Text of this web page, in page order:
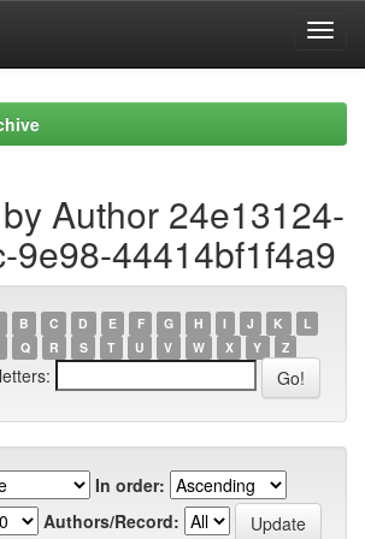
Author 24e13124-
9e98-44414bf1f4a9
B C D E F G H I J K
L
Q R S T U V W X Y Z
In order:
Authors/Record: